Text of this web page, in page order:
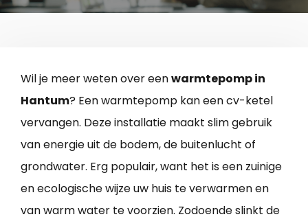
Wil je meer weten over eenwarmtepomp in
Hantum? Een warmtepomp kan een cv-ketel
vervangen. Deze installatie maakt slim gebruik
van energie uit de bodem, de buitenlucht of
grondwater. Erg populair, want het is een zuinige
en ecologische wijze uw huis te verwarmen en
van warm water te voorzien. Zodoende slinkt de